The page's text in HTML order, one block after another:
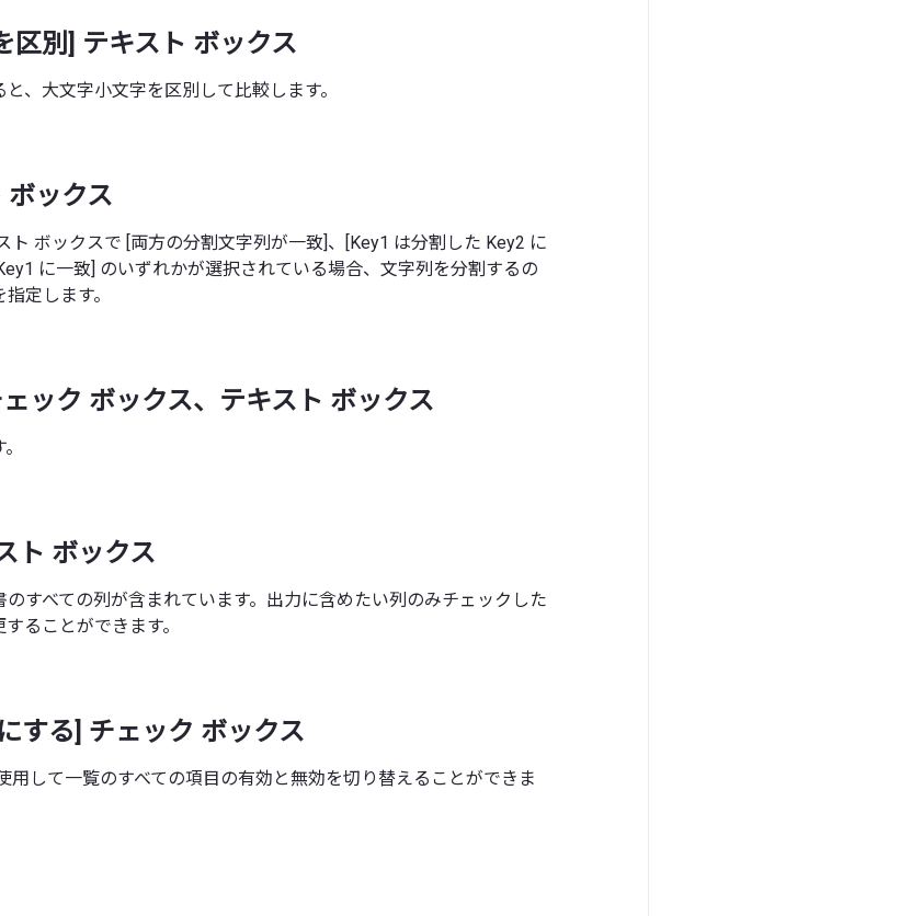
区別] テキスト ボックス
、大文字小文字を区別して比較します。
ボックス
ト ボックスで [両方の分割文字列が一致]、[Key1 は分割した Key2 に
に一致] のいずれかが選択されている場合、文字列を分割するの
定します。
ック ボックス、テキスト ボックス
ト ボックス
のすべての列が含まれています。出力に含めたい列のみチェックした
ることができます。
する] チェック ボックス
用して一覧のすべての項目の有効と無効を切り替えることができま